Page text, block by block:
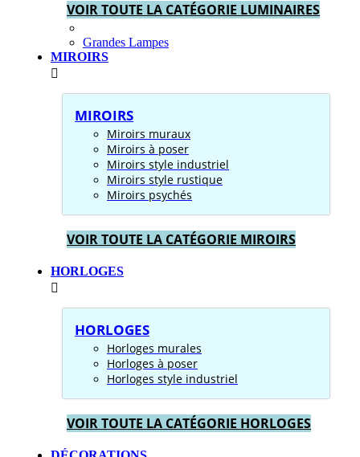
VOIR TOUTE LA CATÉGORIE LUMINAIRES
Grandes Lampes
MIROIRS
MIROIRS
Miroirs muraux
Miroirs à poser
Miroirs style industriel
Miroirs style rustique
Miroirs psychés
VOIR TOUTE LA CATÉGORIE MIROIRS
HORLOGES
HORLOGES
Horloges murales
Horloges à poser
Horloges style industriel
VOIR TOUTE LA CATÉGORIE HORLOGES